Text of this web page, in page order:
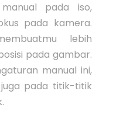
pada iso,
pada kamera.
lebih
pada gambar.
manual ini,
pada titik-titik